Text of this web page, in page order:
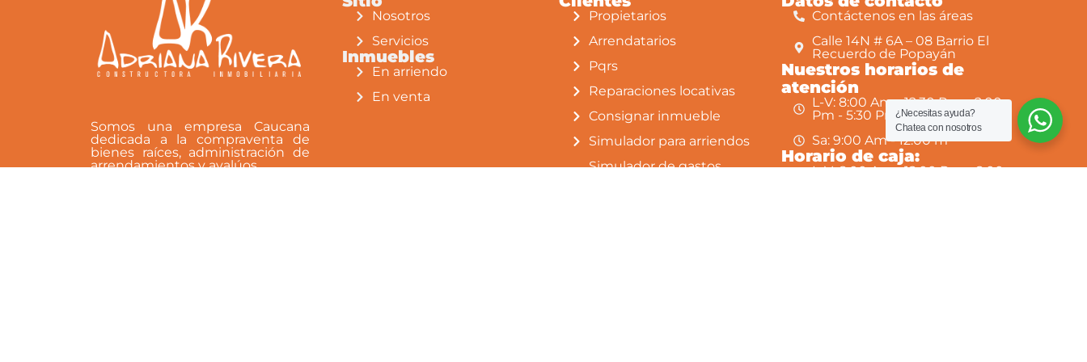
el éxito de tu negocio, con alta
demanda y excelente potencial.
¡contáctanos para más detalles
y programar una visita!
Somos una empresa Caucana
dedicada a la compraventa de
bienes raíces, administración de
arrendamientos y avalúos.
Nosotros
Servicios
Inmuebles
En arriendo
En venta
Propietarios
Arrendatarios
Pqrs
Reparaciones locativas
Consignar inmueble
Simulador para arriendos
Simulador de gastos
Contáctenos en las áreas
Calle 14N # 6A – 08 Barrio El
Recuerdo de Popayán
Nuestros horarios de
atención
L-V: 8:00 Am - 12:30 Pm y 2:00
Pm - 5:30 Pm
Sa: 9:00 Am - 12:00 m
Horario de caja:
L-V: 8:00 Am - 12:00 Pm y 2:00
¿Necesitas ayuda?
Chatea con nosotros